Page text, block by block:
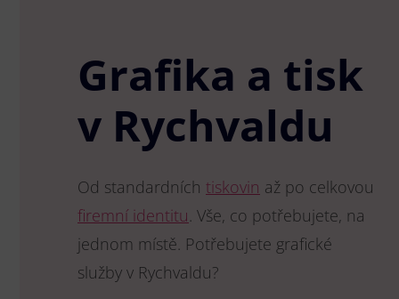
Grafika a tisk
v Rychvaldu
Od standardních tiskovin až po celkovou
firemní identitu. Vše, co potřebujete, na
jednom místě. Potřebujete grafické
služby v Rychvaldu?